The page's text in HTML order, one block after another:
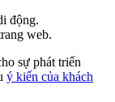
động.
web.
sự phát triển
ý kiến của khách